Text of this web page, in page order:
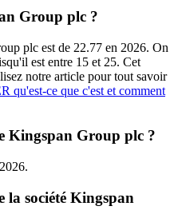
Group plc ?
plc est de 22.77 en 2026. On
est entre 15 et 25. Cet
notre article pour tout savoir
qu'est-ce que c'est et comment
Kingspan Group plc ?
la société Kingspan